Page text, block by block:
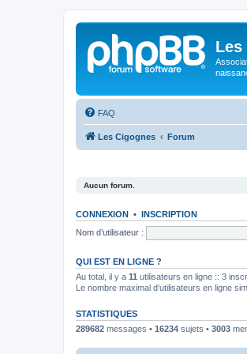
Les
FAQ
Les Cigognes Forum
Aucun forum.
CONNEXION • INSCRIPTION
Nom d’utilisateur :
QUI EST EN LIGNE ?
Au total, il y a 11 utilisateurs en ligne :: 3
Le nombre maximal d’utilisateurs en ligne
STATISTIQUES
289682 messages • 16234 sujets • 3003